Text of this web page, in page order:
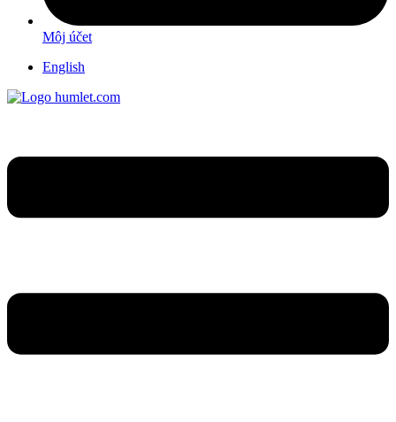
Môj účet
English